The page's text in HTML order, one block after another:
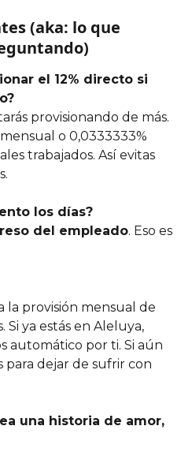
(aka: lo que
el 12% directo si
provisionando de más.
o 0,0333333%
trabajados. Así evitas
los días?
del empleado. Eso es
la provisión mensual de
Si ya estás en Aleluya,
automático por ti. Si aún
para dejar de sufrir con
una historia de amor,